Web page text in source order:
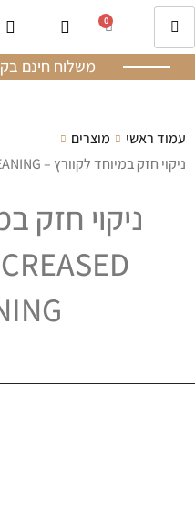
0
משלוח חינם
עמוד ראשי
מוצרים
ניקוי חזק במיוחד לקוורץ – QUARTZ INCREASED CLEANING
ניקוי חזק